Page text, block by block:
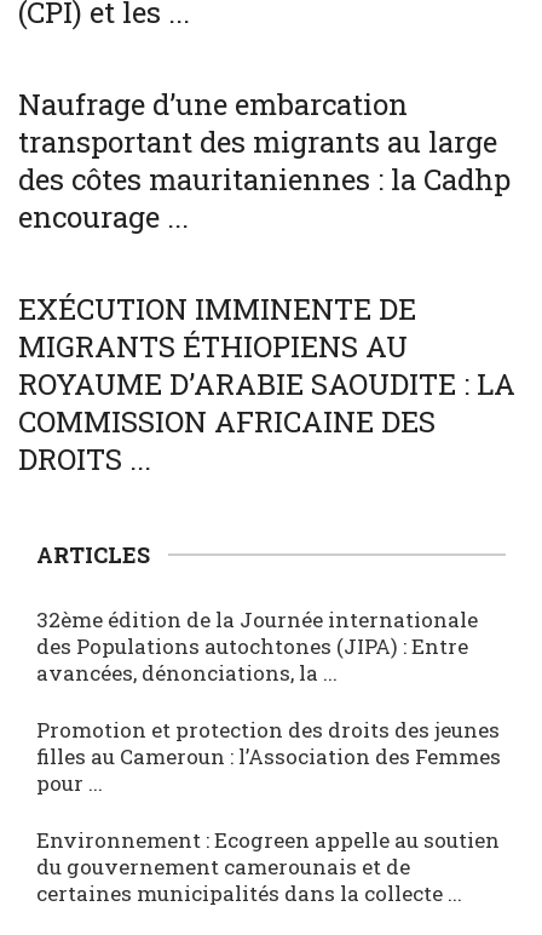
(CPI) et les ...
Naufrage d’une embarcation
transportant des migrants au large
des côtes mauritaniennes : la Cadhp
encourage ...
SOCIÉTÉ
EXÉCUTION IMMINENTE DE
MIGRANTS ÉTHIOPIENS AU
ROYAUME D’ARABIE SAOUDITE : LA
COMMISSION AFRICAINE DES
DROITS ...
ARTICLES
32ème édition de la Journée internationale
des Populations autochtones (JIPA) : Entre
avancées, dénonciations, la ...
Promotion et protection des droits des jeunes
filles au Cameroun : l’Association des Femmes
pour ...
Environnement : Ecogreen appelle au soutien
du gouvernement camerounais et de
certaines municipalités dans la collecte ...